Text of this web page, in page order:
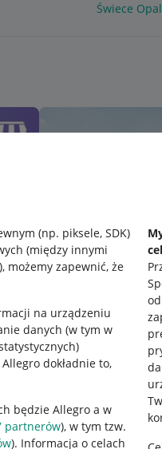
(np. piksele, SDK)
(między innymi
, możemy zapewnić, że
na urządzeniu
danych (w tym w
dokładnie to,
będzie Allegro a w
partnerów), w tym tzw.
). Informacja o celach
Świece
Regulamin